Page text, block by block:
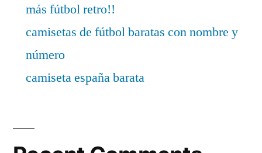
más fútbol retro!!
camisetas de fútbol baratas con nombre y
número
camiseta españa barata